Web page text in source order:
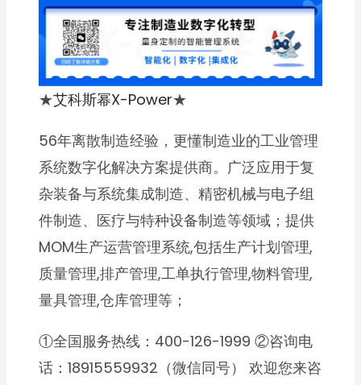
★艾科斯幂X-Power★
56年离散制造经验，更懂制造业的工业管理
系统数字化解决方案提供商。广泛应用于复
杂装备与系统集成制造、精密机械与电子组
件制造、医疗与特种设备制造等领域；提供
MOM生产运营管理系统,包括生产计划管理,
质量管理,排产管理,工单执行管理,物料管理,
量具管理,仓库管理等；
①全国服务热线：400-126-1999 ②咨询电
话：18915559932（微信同号） 欢迎您来咨